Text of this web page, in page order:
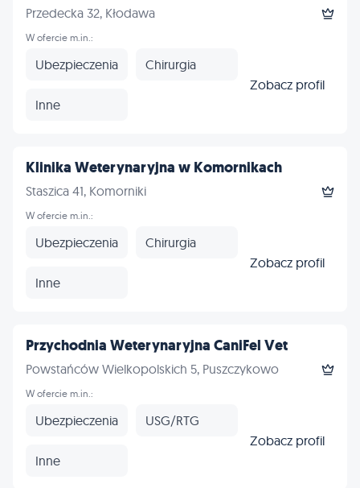
Przedecka 32, Kłodawa
W ofercie m.in.:
Ubezpieczenia Chirurgia
Inne
Zobacz profil
Klinika Weterynaryjna w Komornikach
Staszica 41, Komorniki
W ofercie m.in.:
Ubezpieczenia Chirurgia
Inne
Zobacz profil
Przychodnia Weterynaryjna CaniFel Vet
Powstańców Wielkopolskich 5, Puszczykowo
W ofercie m.in.:
Ubezpieczenia USG/RTG
Inne
Zobacz profil